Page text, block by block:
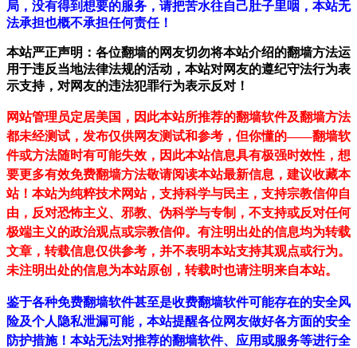
局，没有得到想要的服务，请把苦水往自己肚子里咽，本站无
法承担也概不承担任何责任！
本站严正声明：各位翻墙的网友切勿将本站介绍的翻墙方法运
用于违反当地法律法规的活动，本站对网友的遵纪守法行为表
示支持，对网友的违法犯罪行为表示反对！
网站管理员定居美国，因此本站所推荐的翻墙软件及翻墙方法
都未经测试，发布仅供网友测试和参考，但你懂的——翻墙软
件或方法随时有可能失效，因此本站信息具有极强时效性，想
要更多有效免费翻墙方法敬请阅读本站最新信息，建议收藏本
站！ 本站为纯粹技术网站，支持科学与民主，支持宗教信仰自
由，反对恐怖主义、邪教、伪科学与专制，不支持或反对任何
极端主义的政治观点或宗教信仰。有注明出处的信息均为转载
文章，转载信息仅供参考，并不表明本站支持其观点或行为。
未注明出处的信息为本站原创，转载时也请注明来自本站。
鉴于各种免费翻墙软件甚至是收费翻墙软件可能存在的安全风
险及个人隐私泄漏可能，本站提醒各位网友做好各方面的安全
防护措施！本站无法对推荐的翻墙软件、应用或服务等进行全